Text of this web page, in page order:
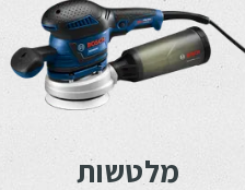
מלטשות